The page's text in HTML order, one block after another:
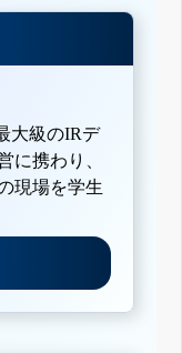
大級のIRデ
に携わり、
現場を学生